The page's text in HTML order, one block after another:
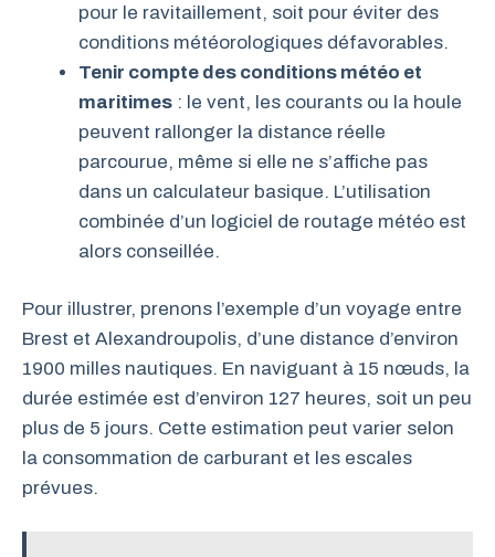
pour le ravitaillement, soit pour éviter des
conditions météorologiques défavorables.
Tenir compte des conditions météo et
maritimes : le vent, les courants ou la houle
peuvent rallonger la distance réelle
parcourue, même si elle ne s’affiche pas
dans un calculateur basique. L’utilisation
combinée d’un logiciel de routage météo est
alors conseillée.
Pour illustrer, prenons l’exemple d’un voyage entre
Brest et Alexandroupolis, d’une distance d’environ
1900 milles nautiques. En naviguant à 15 nœuds, la
durée estimée est d’environ 127 heures, soit un peu
plus de 5 jours. Cette estimation peut varier selon
la consommation de carburant et les escales
prévues.